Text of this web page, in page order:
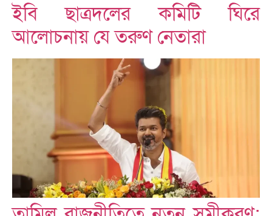
ইবি ছাত্রদলের কমিটি ঘিরে
আলোচনায় যে তরুণ নেতারা